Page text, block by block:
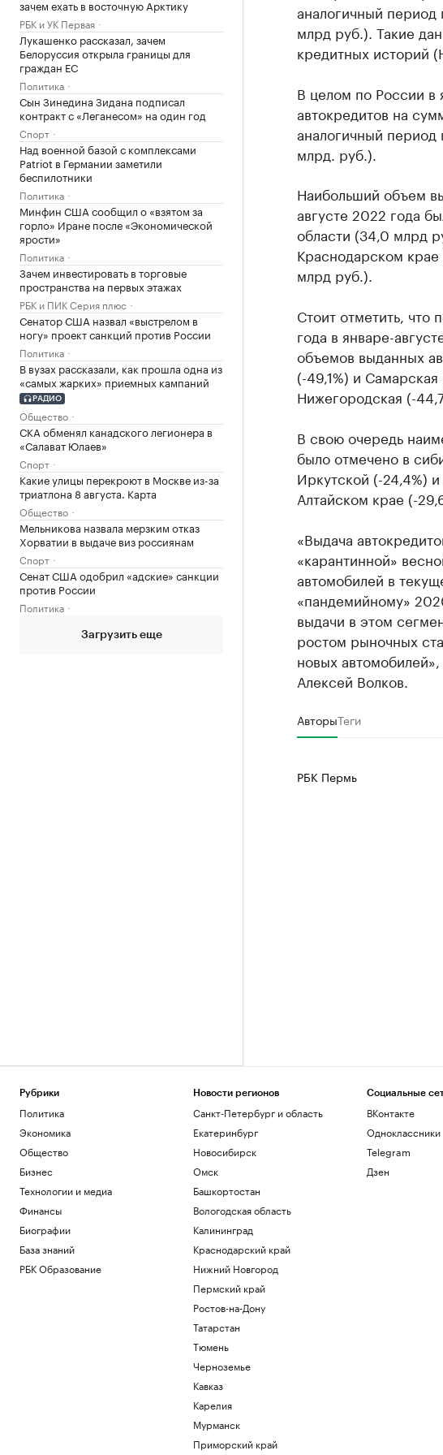
зачем ехать в восточную Арктику
РБК и УК Первая
Лукашенко рассказал, зачем
Белоруссия открыла границы для
граждан ЕС
Политика
Сын Зинедина Зидана подписал
контракт с «Леганесом» на один год
Спорт
Над военной базой с комплексами
Patriot в Германии заметили
беспилотники
Политика
Минфин США сообщил о «взятом за
горло» Иране после «Экономической
ярости»
Политика
Зачем инвестировать в торговые
пространства на первых этажах
РБК и ПИК Серия плюс
Сенатор США назвал «выстрелом в
ногу» проект санкций против России
Политика
В вузах рассказали, как прошла одна из
«самых жарких» приемных кампаний
РАДИО
Общество
СКА обменял канадского легионера в
«Салават Юлаев»
Спорт
Какие улицы перекроют в Москве из-за
триатлона 8 августа. Карта
Общество
Мельникова назвала мерзким отказ
Хорватии в выдаче виз россиянам
Спорт
Сенат США одобрил «адские» санкции
против России
Политика
Загрузить еще
аналогичный период
млрд руб.). Такие
кредитных историй
В целом по России в
автокредитов на
аналогичный период
млрд. руб.).
Наибольший объем
августе 2022 года
области (34,0 млрд
Краснодарском крае
млрд руб.).
Стоит отметить,
года в январе-
объемов выданных
(-49,1%) и
Нижегородская (-
В свою очередь
было отмечено в
Иркутской (-24,4%)
Алтайском крае (-
«Выдача
«карантинной»
автомобилей в
«пандемийному»
выдачи в этом
ростом рыночных
новых
Алексей Волков.
АвторыТеги
РБК Пермь
Рубрики
Политика
Экономика
Общество
Бизнес
Технологии и медиа
Финансы
Биографии
База знаний
РБК Образование
Новости регионов
Санкт-Петербург и область
Екатеринбург
Новосибирск
Омск
Башкортостан
Вологодская область
Калининград
Краснодарский край
Нижний Новгород
Пермский край
Ростов-на-Дону
Татарстан
Тюмень
Черноземье
Кавказ
Карелия
Мурманск
Приморский край
Социальные
ВКонтакте
Одноклассники
Telegram
Дзен